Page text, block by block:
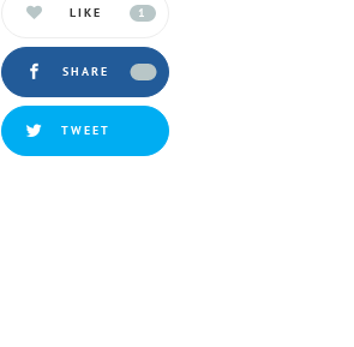
LIKE 1
SHARE
TWEET